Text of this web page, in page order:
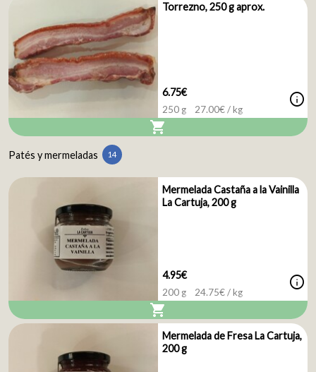
Torrezno, 250 g aprox.
6.75€
250 g 27.00€ / kg info
shopping_cart
Patés y mermeladas 14
Mermelada Castaña a la Vainilla
La Cartuja, 200 g
4.95€
200 g 24.75€ / kg info
shopping_cart
Mermelada de Fresa La Cartuja,
200 g